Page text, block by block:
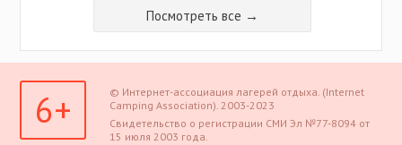
Посмотреть все →
6+
© Интернет-ассоциация лагерей отдыха. (Internet
Camping Association). 2003-2023
Свидетельство о регистрации СМИ Эл №77-8094 от
15 июля 2003 года.